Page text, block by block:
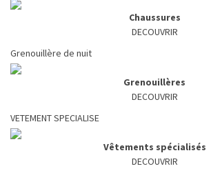
Chaussures
DECOUVRIR
Grenouillère de nuit
Grenouillères
DECOUVRIR
VETEMENT SPECIALISE
Vêtements spécialisés
DECOUVRIR